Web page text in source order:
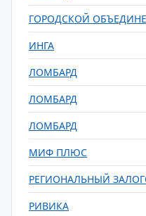
ГОРОДСКОЙ
ИНГА
ЛОМБАРД
ЛОМБАРД
ЛОМБАРД
МИФ ПЛЮС
РЕГИОНАЛЬНЫЙ
РИВИКА